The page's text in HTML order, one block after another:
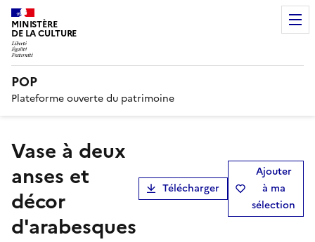
MINISTÈRE
DE LA CULTURE
POP
Plateforme ouverte du patrimoine
Vase à deux
anses et
décor
d'arabesques
Télécharger
Ajouter
à ma
sélection